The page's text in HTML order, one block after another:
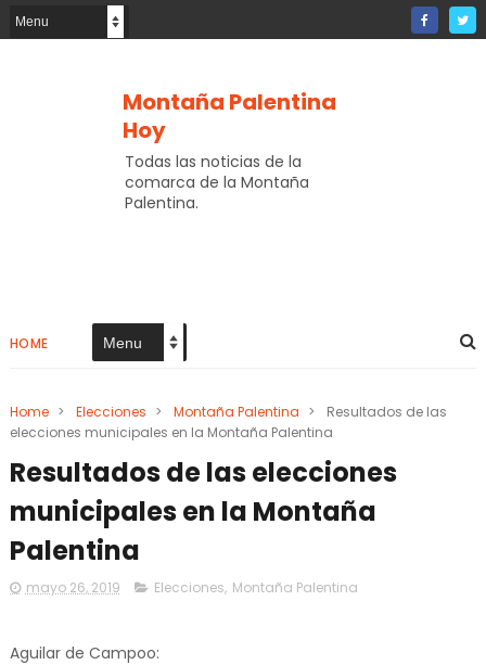
Montaña Palentina
Hoy
Todas las noticias de la
comarca de la Montaña
Palentina.
HOME
Home > Elecciones > Montaña Palentina >
Resultados de las
elecciones municipales en la Montaña Palentina
Resultados de las elecciones
municipales en la Montaña
Palentina
mayo 26, 2019 Elecciones, Montaña Palentina
Aguilar de Campoo: